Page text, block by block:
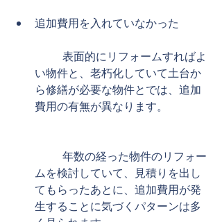
追加費用を入れていなかった
い物件と、老朽化していて土台か
ら修繕が必要な物件とでは、追加
費用の有無が異なります。
ムを検討していて、見積りを出し
てもらったあとに、追加費用が発
生することに気づくパターンは多